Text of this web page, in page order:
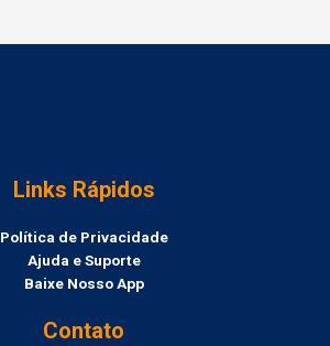
Links Rápidos
Política de Privacidade
Ajuda e Suporte
Baixe Nosso App
Contato